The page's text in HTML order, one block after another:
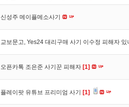
신성주 메이플메소사기
교보문고, Yes24 대리구매 사기 이수정 피해자 있
오픈카톡 조은준 사기꾼 피해자 [1]
플레이팟 유튜브 프리미엄 사기 [1]